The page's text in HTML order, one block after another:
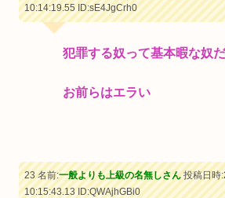
10:14:19.55ID:sE4JgCrh0
犯罪する奴って基本暇な奴
お前らはエラい
23 名前:一般よりも上級の名無しさん投稿日時
10:15:43.13ID:QWAjhGBi0